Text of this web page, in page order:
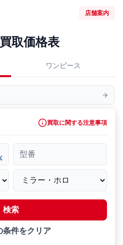
店舗案内
取価格表
ワンピース
買取に関する注意事項
型番
検索
条件をクリア